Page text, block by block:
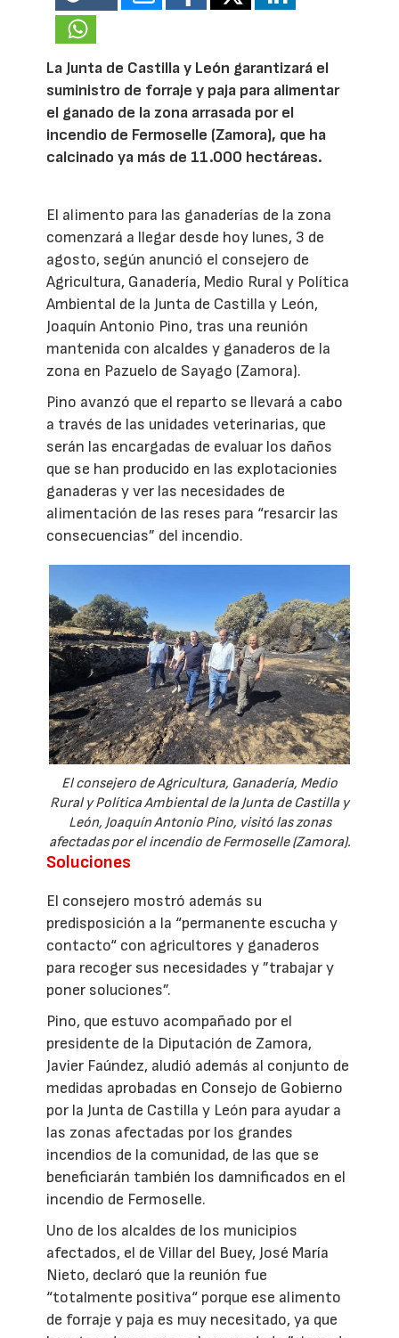
La Junta de Castilla y León garantizará el
suministro de forraje y paja para alimentar
el ganado de la zona arrasada por el
incendio de Fermoselle (Zamora), que ha
calcinado ya más de 11.000 hectáreas.
El alimento para las ganaderías de la zona
comenzará a llegar desde hoy lunes, 3 de
agosto, según anunció el consejero de
Agricultura, Ganadería, Medio Rural y Política
Ambiental de la Junta de Castilla y León,
Joaquín Antonio Pino, tras una reunión
mantenida con alcaldes y ganaderos de la
zona en Pazuelo de Sayago (Zamora).
Pino avanzó que el reparto se llevará a cabo
a través de las unidades veterinarias, que
serán las encargadas de evaluar los daños
que se han producido en las explotacionies
ganaderas y ver las necesidades de
alimentación de las reses para “resarcir las
consecuencias” del incendio.
El consejero de Agricultura, Ganadería, Medio
Rural y Política Ambiental de la Junta de Castilla y
León, Joaquín Antonio Pino, visitó las zonas
afectadas por el incendio de Fermoselle (Zamora).
Soluciones
El consejero mostró además su
predisposición a la “permanente escucha y
contacto“ con agricultores y ganaderos
para recoger sus necesidades y ”trabajar y
poner soluciones”.
Pino, que estuvo acompañado por el
presidente de la Diputación de Zamora,
Javier Faúndez, aludió además al conjunto de
medidas aprobadas en Consejo de Gobierno
por la Junta de Castilla y León para ayudar a
las zonas afectadas por los grandes
incendios de la comunidad, de las que se
beneficiarán también los damnificados en el
incendio de Fermoselle.
Uno de los alcaldes de los municipios
afectados, el de Villar del Buey, José María
Nieto, declaró que la reunión fue
“totalmente positiva“ porque ese alimento
de forraje y paja es muy necesitado, ya que